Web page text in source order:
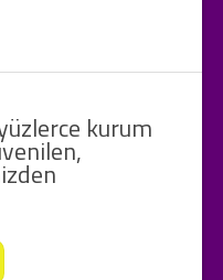
kurum